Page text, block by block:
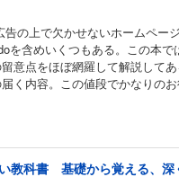
の上で欠かせないホームページ
を含めいくつもある。この本
意点をほぼ網羅して解説してあ
く内容。この値段でかなりのお
教科書 基礎から覚える、深